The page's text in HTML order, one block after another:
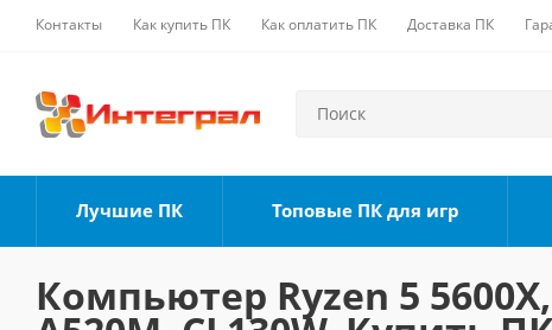
Контакты Как купить ПК Как оплатить ПК Доставка ПК
Лучшие ПК Топовые ПК для игр
Компьютер Ryzen 5 5600X,